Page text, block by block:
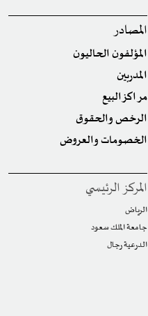
المصادر
المؤلفون الحاليون
المدربين
مراكز البيع
الرخص والحقوق
الخصومات والعروض
المركز الرئيسي
الرياض
جامعة الملك سعود
الدرعية رجال